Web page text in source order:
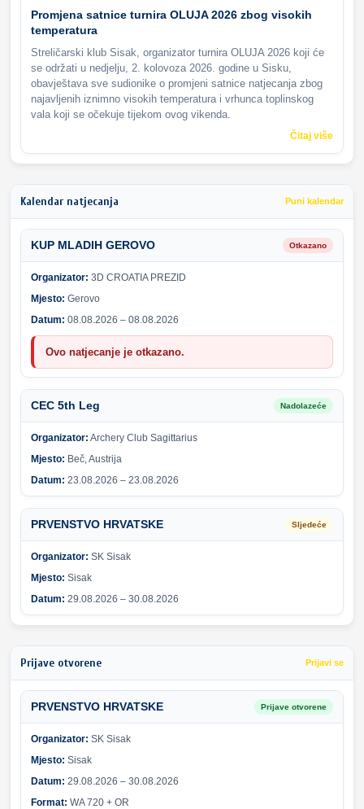
Promjena satnice turnira OLUJA 2026 zbog visokih
temperatura
Streličarski klub Sisak, organizator turnira OLUJA 2026 koji će
se održati u nedjelju, 2. kolovoza 2026. godine u Sisku,
obavještava sve sudionike o promjeni satnice natjecanja zbog
najavljenih iznimno visokih temperatura i vrhunca toplinskog
vala koji se očekuje tijekom ovog vikenda.
Čitaj više
Kalendar natjecanja Puni kalendar
KUP MLADIH GEROVO Otkazano
Organizator: 3D CROATIA PREZID
Mjesto: Gerovo
Datum: 08.08.2026 – 08.08.2026
Ovo natjecanje je otkazano.
CEC 5th Leg Nadolazeće
Organizator: Archery Club Sagittarius
Mjesto: Beč, Austrija
Datum: 23.08.2026 – 23.08.2026
PRVENSTVO HRVATSKE Sljedeće
Organizator: SK Sisak
Mjesto: Sisak
Datum: 29.08.2026 – 30.08.2026
Prijave otvorene Prijavi se
PRVENSTVO HRVATSKE Prijave otvorene
Organizator: SK Sisak
Mjesto: Sisak
Datum: 29.08.2026 – 30.08.2026
Format: WA 720 + OR